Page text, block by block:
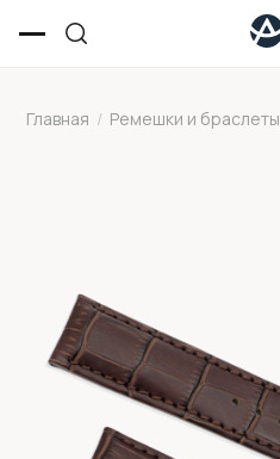
Главная / Ремешки и браслеты